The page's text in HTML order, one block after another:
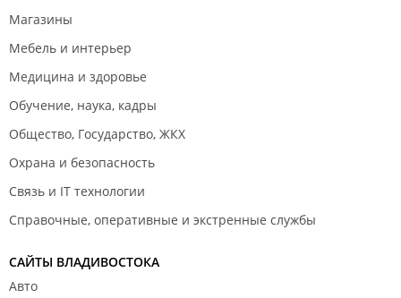
Магазины
Мебель и интерьер
Медицина и здоровье
Обучение, наука, кадры
Общество, Государство, ЖКХ
Охрана и безопасность
Связь и IT технологии
Справочные, оперативные и экстренные службы
САЙТЫ ВЛАДИВОСТОКА
Авто